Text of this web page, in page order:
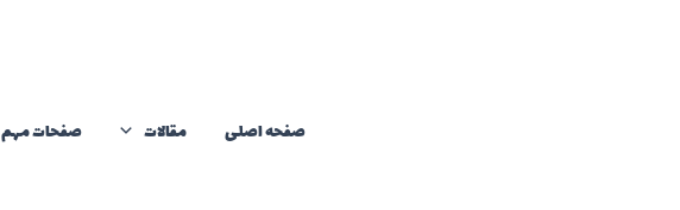
صفحه اصلی
مقالات صفحات مهم